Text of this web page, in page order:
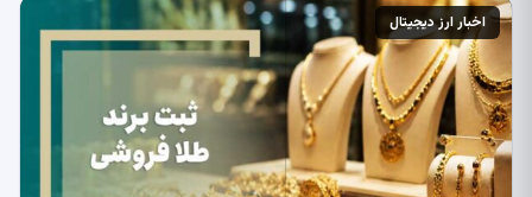
اخبار ارز دیجیتال